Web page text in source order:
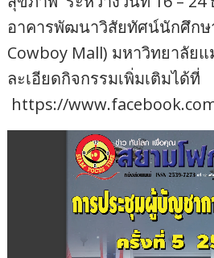
อาคารพัฒนาวิสัยทัศน์นักศึกษ
Cowboy Mall) มหาวิทยาลัย
ละเอียดกิจกรรมเพิ่มเติมได้ที่
https://